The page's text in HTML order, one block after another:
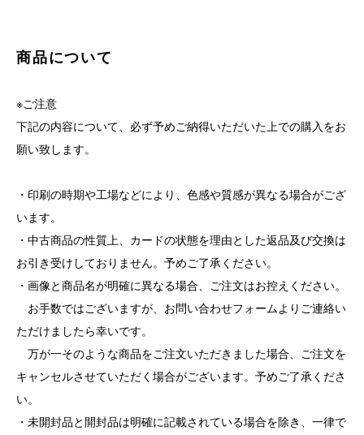
商品について
※ご注意
下記の内容について、必ず予めご納得いただいた上での購入をお
願い致します。
・印刷の時期や工場などにより、色感や質感が異なる場合がござ
います。
・中古商品の性質上、カードの状態を理由とした返品及び交換は
お引き受けしておりません。予めご了承ください。
・画像と商品名が明確に異なる場合、ご注文はお控えください。
お手数ではございますが、お問い合わせフォームよりご連絡い
ただけましたら幸いです。
万が一そのような商品をご注文いただきました場合、ご注文を
キャンセルさせていただく場合がございます。予めご了承くださ
い。
・未開封品と開封品は明確に記載されている場合を除き、一律で